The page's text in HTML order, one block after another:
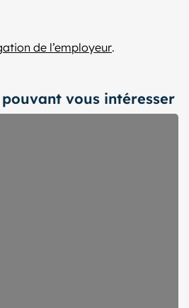
de l’employeur.
vous intéresser